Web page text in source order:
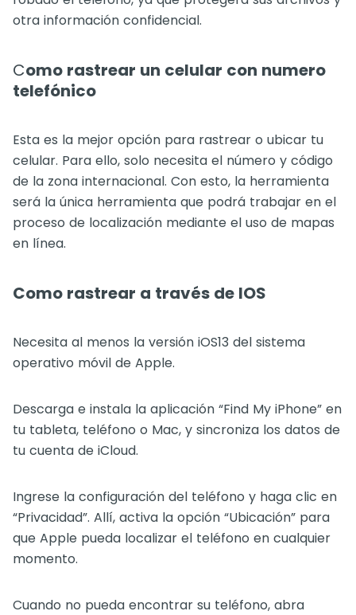
otra información confidencial.
Como rastrear un celular con numero
telefónico
Esta es la mejor opción para rastrear o ubicar tu
celular. Para ello, solo necesita el número y código
de la zona internacional. Con esto, la herramienta
será la única herramienta que podrá trabajar en el
proceso de localización mediante el uso de mapas
en línea.
Como rastrear a través de IOS
Necesita al menos la versión iOS13 del sistema
operativo móvil de Apple.
Descarga e instala la aplicación “Find My iPhone” en
tu tableta, teléfono o Mac, y sincroniza los datos de
tu cuenta de iCloud.
Ingrese la configuración del teléfono y haga clic en
“Privacidad”. Allí, activa la opción “Ubicación” para
que Apple pueda localizar el teléfono en cualquier
momento.
Cuando no pueda encontrar su teléfono, abra